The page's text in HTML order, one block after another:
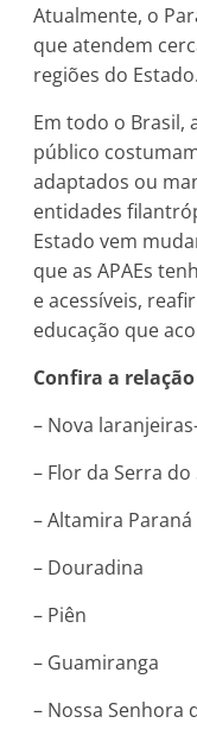
Atualmente, o
que atendem
regiões do Estado.
Em todo o Brasil,
público
adaptados ou
entidades
Estado vem
que as APAEs
e acessíveis,
educação que
Confira a
– Nova
– Flor da Serra do
– Altamira Paraná
– Douradina
– Piên
– Guamiranga
– Nossa Senhora